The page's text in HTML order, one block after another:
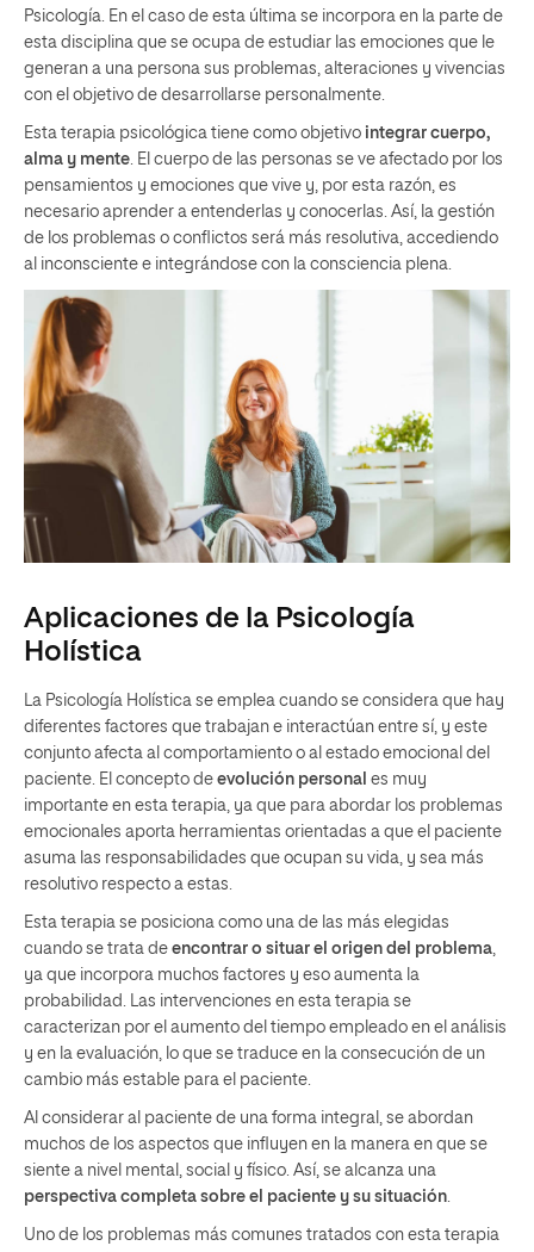
Psicología. En el caso de esta última se incorpora en la parte de
esta disciplina que se ocupa de estudiar las emociones que le
generan a una persona sus problemas, alteraciones y vivencias
con el objetivo de desarrollarse personalmente.
Esta terapia psicológica tiene como objetivo integrar cuerpo,
alma y mente. El cuerpo de las personas se ve afectado por los
pensamientos y emociones que vive y, por esta razón, es
necesario aprender a entenderlas y conocerlas. Así, la gestión
de los problemas o conflictos será más resolutiva, accediendo
al inconsciente e integrándose con la consciencia plena.
Aplicaciones de la Psicología
Holística
La Psicología Holística se emplea cuando se considera que hay
diferentes factores que trabajan e interactúan entre sí, y este
conjunto afecta al comportamiento o al estado emocional del
paciente. El concepto de evolución personal es muy
importante en esta terapia, ya que para abordar los problemas
emocionales aporta herramientas orientadas a que el paciente
asuma las responsabilidades que ocupan su vida, y sea más
resolutivo respecto a estas.
Esta terapia se posiciona como una de las más elegidas
cuando se trata de encontrar o situar el origen del problema,
ya que incorpora muchos factores y eso aumenta la
probabilidad. Las intervenciones en esta terapia se
caracterizan por el aumento del tiempo empleado en el análisis
y en la evaluación, lo que se traduce en la consecución de un
cambio más estable para el paciente.
Al considerar al paciente de una forma integral, se abordan
muchos de los aspectos que influyen en la manera en que se
siente a nivel mental, social y físico. Así, se alcanza una
perspectiva completa sobre el paciente y su situación.
Uno de los problemas más comunes tratados con esta terapia